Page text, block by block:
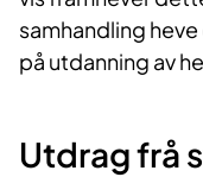
samhandling
på utdanning av
Utdrag frå